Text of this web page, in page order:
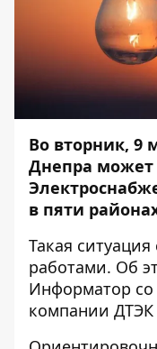
Во вторник, 9
Днепра может
в пяти
Такая
работами. Об
Информатор
компании ДТЭК